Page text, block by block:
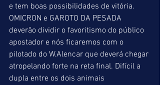
e tem boas possibilidades de vitória.
OMICRON e GAROTO DA PESADA
deverão dividir o favoritismo do público
apostador e nós ficaremos com o
pilotado do W.Alencar que deverá chegar
atropelando forte na reta final. Difícil a
dupla entre os dois animais